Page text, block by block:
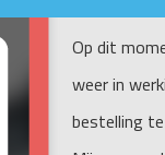
Op dit
weer in
bestelling